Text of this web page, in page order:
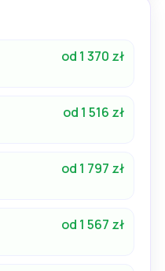
od 1 370 zł
od 1 516 zł
od 1 797 zł
od 1 567 zł